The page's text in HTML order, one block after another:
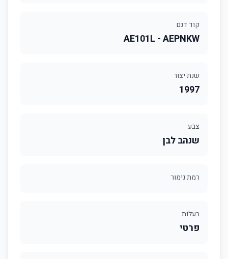
קוד דגם
AE101L - AEPNKW
שנת יצור
1997
צבע
שנהב לבן
רמת גימור
בעלות
פרטי